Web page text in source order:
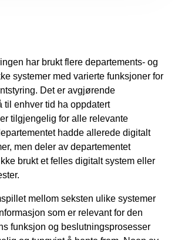
har brukt flere departements- og
systemer med varierte funksjoner for
Det er avgjørende
til enhver tid ha oppdatert
tilgjengelig for alle relevante
hadde allerede digitalt
men deler av departementet
brukt et felles digitalt system eller
mellom seksten ulike systemer
som er relevant for den
funksjon og beslutningsprosesser